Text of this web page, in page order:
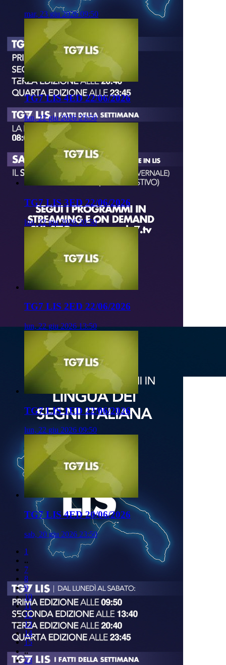
mar, 23 giu 2026 09:50
TG7 LIS 4ED 22/06/2026
lun, 22 giu 2026 23:50
TG7 LIS 3ED 22/06/2026
lun, 22 giu 2026 20:50
TG7 LIS 2ED 22/06/2026
lun, 22 giu 2026 13:50
TG7 LIS 1ED 22/06/2026
lun, 22 giu 2026 09:50
TG7 LIS 4ED 20/06/2026
sab, 20 giu 2026 23:50
1
..
7
8
9
10
11
12
13
14
15
..
23